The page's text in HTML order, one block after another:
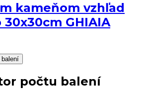
kameňom vzhľad
GHIAIA
počtu balení